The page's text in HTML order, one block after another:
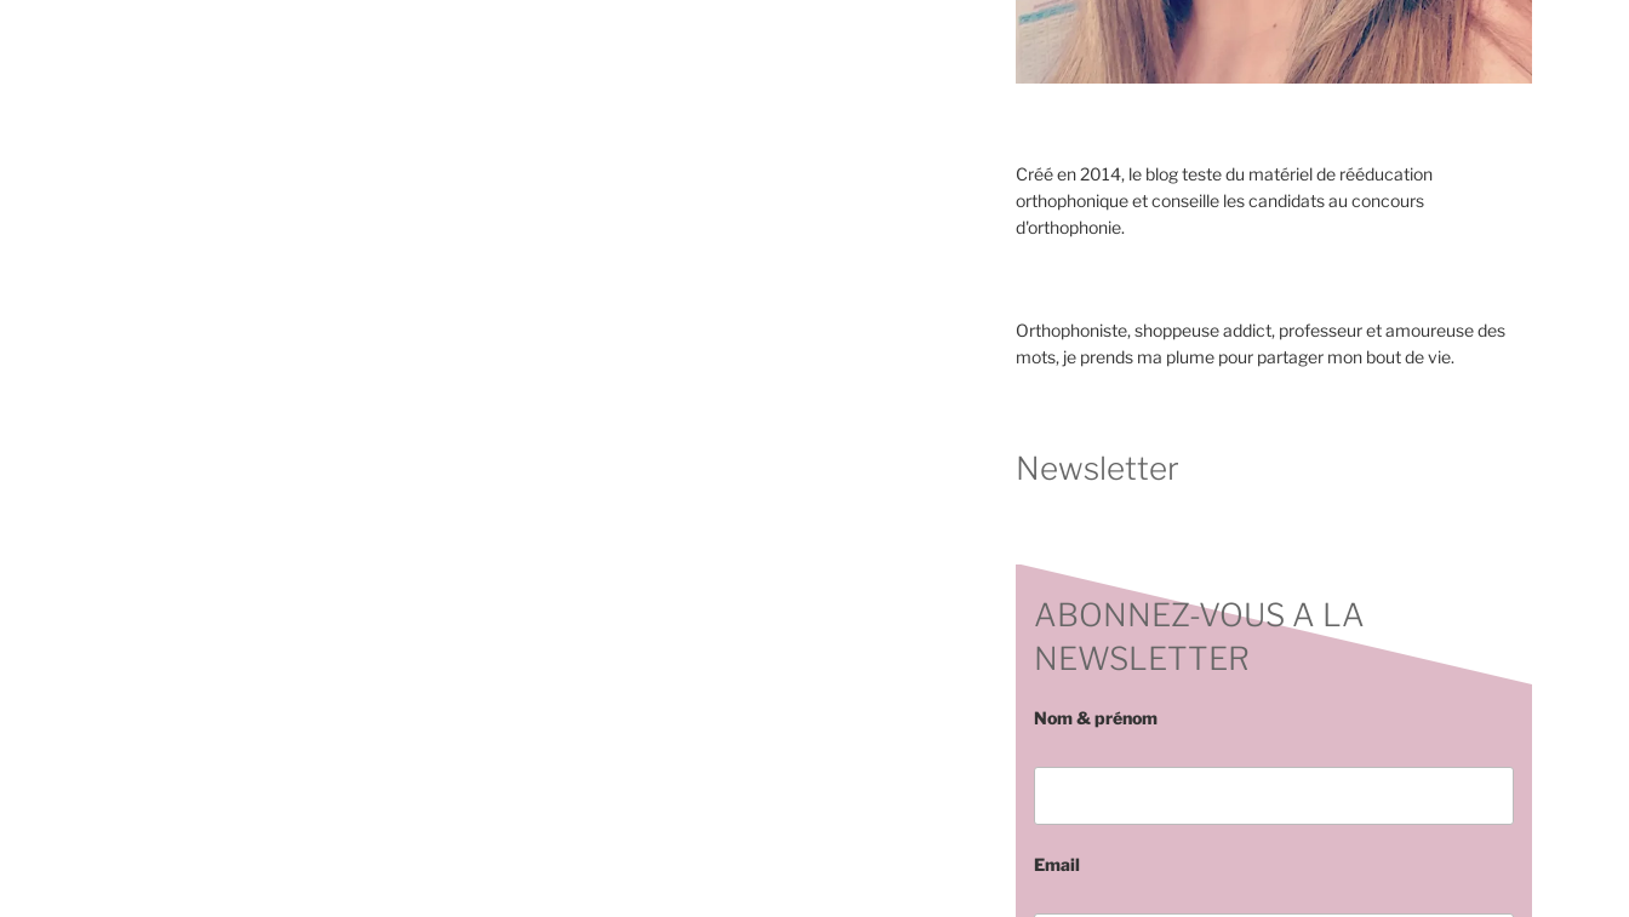
Créé en 2014, le blog teste du matériel de rééducation
orthophonique et conseille les candidats au concours
d'orthophonie.
Orthophoniste, shoppeuse addict, professeur et amoureuse des
mots, je prends ma plume pour partager mon bout de vie.
Newsletter
ABONNEZ-VOUS A LA
NEWSLETTER
Nom & prénom
Email